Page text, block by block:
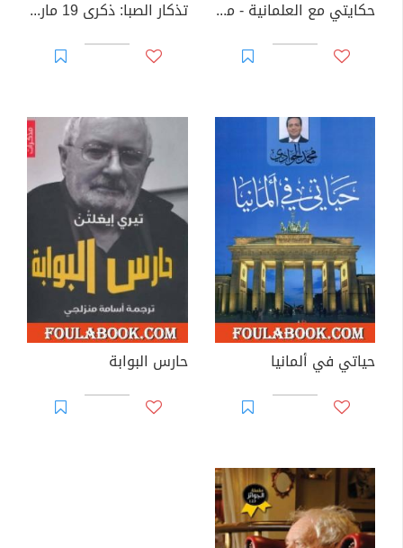
حكايتي مع العلمانية - مذكرات شخصية جدا تذكار الصبا: ذكرى 19 مارس
حياتي في ألمانيا حارس البوابة